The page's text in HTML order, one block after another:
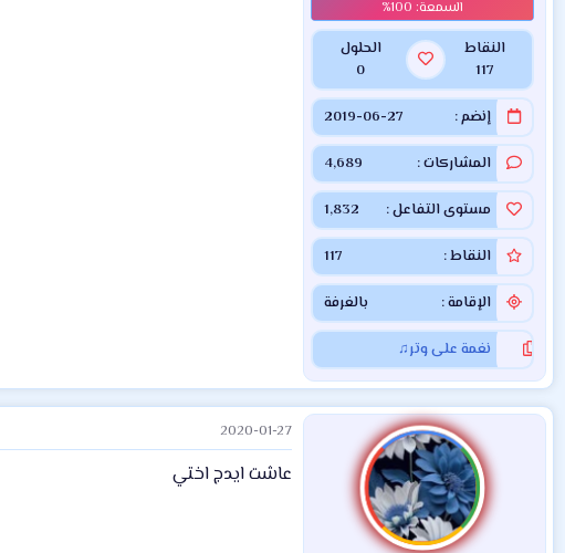
النقاط
117
الحلول
0
إنضم 2019-06-27
المشاركات 4,689
مستوى التفاعل 1,832
النقاط 117
الإقامة بالغرفة
نغمة على وتر♫
2020-01-27
عاشت ايدج اختي